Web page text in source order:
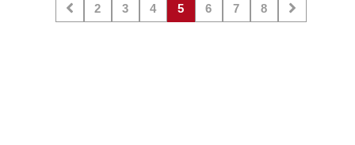
2 3 4 5 6 7 8